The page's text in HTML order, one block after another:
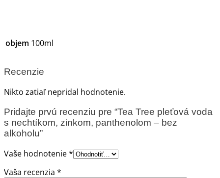
objem 100ml
Recenzie
Nikto zatiaľ nepridal hodnotenie.
Pridajte prvú recenziu pre “Tea Tree pleťová voda
s nechtíkom, zinkom, panthenolom – bez
alkoholu”
Vaše hodnotenie*
Vaša recenzia *